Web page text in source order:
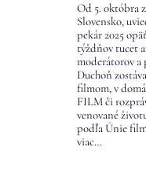
Od 5. októbra
Slovensko,
pekár 2025
týždňov tucet
moderátorov a
Duchoň
filmom, v
FILM či
venované
podľa Únie
viac…